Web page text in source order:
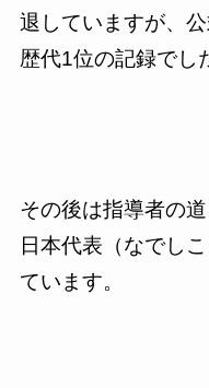
退していますが、
歴代1位の記録でし
その後は指導者の道
日本代表（なでし
ています。